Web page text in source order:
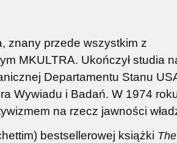
znany przede wszystkim z
MKULTRA. Ukończył studia
Departamentu Stanu
Wywiadu i Badań. W 1974
na rzecz jawności
bestsellerowej książki